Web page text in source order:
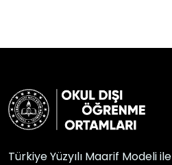
Türkiye Yüzyılı Maarif Modeli ile